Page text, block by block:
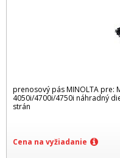
prenosový pás MINOLTA pre:
4050i/4700i/4750i náhradný
strán
Cena na vyžiadanie